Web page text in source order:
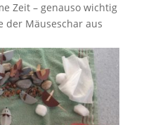
Zeit – genauso wichtig
der Mäuseschar aus